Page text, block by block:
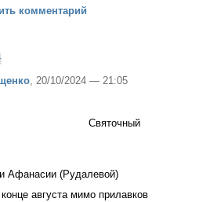
комментарий
, 20/10/2024 — 21:05
(Рудалевой)
августа мимо прилавков